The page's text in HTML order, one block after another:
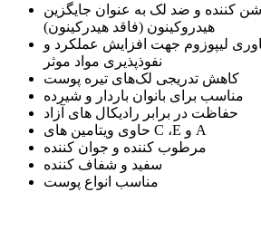
کننده و ضد لک به عنوان جایگزین
هیدروکینون (فاقد هیدرکینون)
لیپوزوم جهت افزایش عملکرد و
نفوذپذیری مواد موثر
کاهش تدریجی لک‌های تیره پوست
مناسب برای بانوان باردار و شیرده
حفاظت در برابر رادیکال های آزاد
حاوی ویتامین های C ،E و A
مرطوب کننده و جوان کننده
سفید و شفاف کننده
مناسب انواع پوست